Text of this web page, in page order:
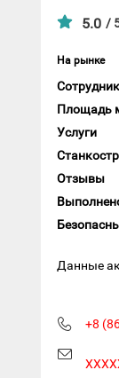
5.0 /
На рынке
Площадь
Услуги
Отзывы
Данные
+8